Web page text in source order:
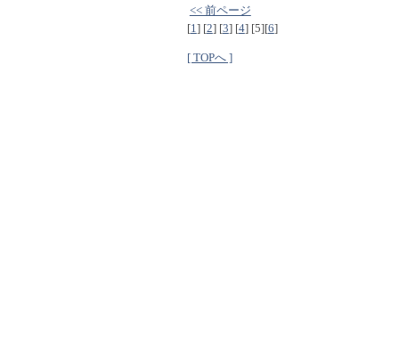
<< 前ページ
[1] [2] [3] [4] [5][6]
[ TOPへ ]